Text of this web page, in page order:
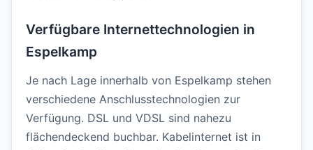
Verfügbare Internettechnologien in
Espelkamp
Je nach Lage innerhalb von Espelkamp stehen
verschiedene Anschlusstechnologien zur
Verfügung. DSL und VDSL sind nahezu
flächendeckend buchbar. Kabelinternet ist in